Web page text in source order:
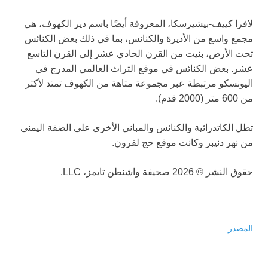
لافرا كييف-بيشيرسكا، المعروفة أيضًا باسم دير الكهوف، هي
مجمع واسع من الأديرة والكنائس، بما في ذلك بعض الكنائس
تحت الأرض، بنيت من القرن الحادي عشر إلى القرن التاسع
عشر. بعض الكنائس في موقع التراث العالمي المدرج في
اليونسكو مرتبطة عبر مجموعة متاهة من الكهوف تمتد لأكثر
من 600 متر (2000 قدم).
تطل الكاتدرائية والكنائس والمباني الأخرى على الضفة اليمنى
من نهر دنيبر وكانت موقع حج لقرون.
حقوق النشر © 2026 صحيفة واشنطن تايمز، LLC.
المصدر